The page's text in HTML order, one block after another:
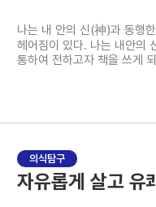
나는 내 안의 신(神)과 동행
헤어짐이 있다. 나는 내안의
통하여 전하고자 책을 쓰게
의식탐구
자유롭게 살고 유